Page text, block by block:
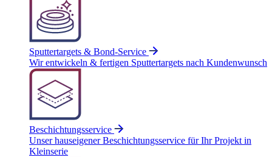
Sputtertargets & Bond-Service
Wir entwickeln & fertigen Sputtertargets nach Kundenwunsch
Beschichtungsservice
Unser hauseigener Beschichtungsservice für Ihr Projekt in
Kleinserie